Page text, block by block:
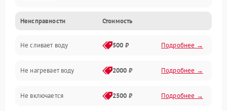
Управление
Электропитание
Датчики
Нагрев
Неисправности Стоимость
Не сливает воду 500 ₽ Подробнее →
Не нагревает воду 2000 ₽ Подробнее →
Не включается 2500 ₽ Подробнее →